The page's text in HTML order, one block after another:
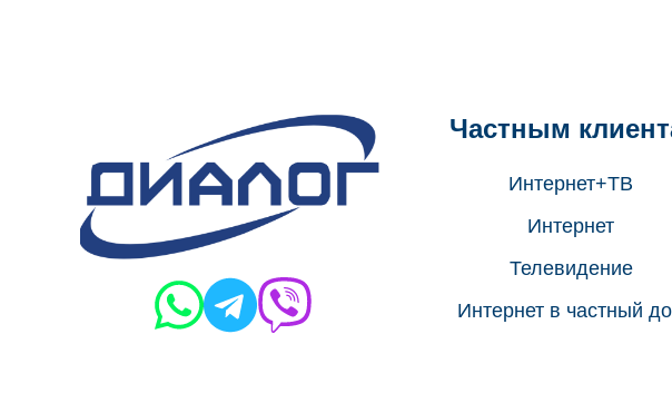
Частным
Интернет+ТВ
Интернет
Телевидение
Интернет в частный